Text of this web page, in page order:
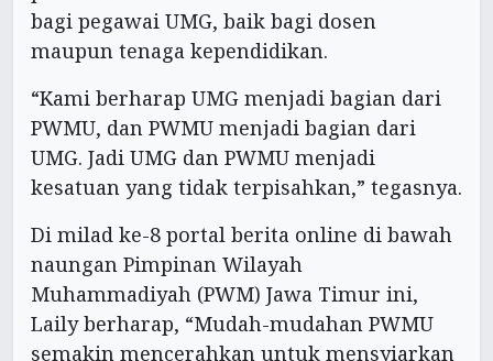
bagi pegawai UMG, baik bagi dosen
maupun tenaga kependidikan.
“Kami berharap UMG menjadi bagian dari
PWMU, dan PWMU menjadi bagian dari
UMG. Jadi UMG dan PWMU menjadi
kesatuan yang tidak terpisahkan,” tegasnya.
Di milad ke-8 portal berita online di bawah
naungan Pimpinan Wilayah
Muhammadiyah (PWM) Jawa Timur ini,
Laily berharap, “Mudah-mudahan PWMU
semakin mencerahkan untuk mensyiarkan